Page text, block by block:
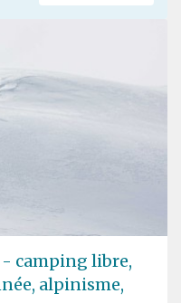
camping libre,
alpinisme,